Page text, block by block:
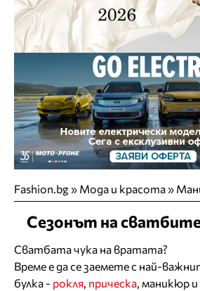
Fashion.bg» Мода и красота»
Сезонът на
Сватбата чука на вратата?
Време е да се заемете с най-
булка - рокля, прическа, маникюр